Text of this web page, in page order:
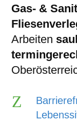
Gas- &
Arbeiten
Z